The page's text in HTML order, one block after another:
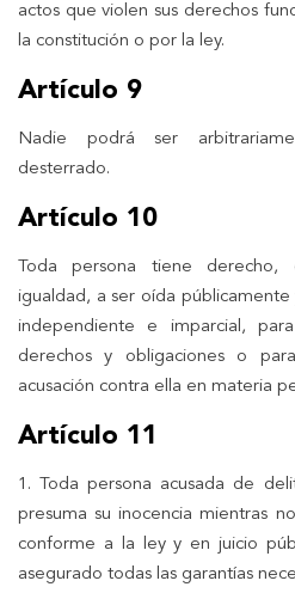
actos que violen sus derechos
la constitución o por la ley.
Artículo 9
Nadie podrá ser
desterrado.
Artículo 10
Toda persona tiene
igualdad, a ser oída públicamente
independiente e imparcial,
derechos y obligaciones o
acusación contra ella en materia
Artículo 11
1. Toda persona acusada de
presuma su inocencia mientras
conforme a la ley y en juicio
asegurado todas las garantías